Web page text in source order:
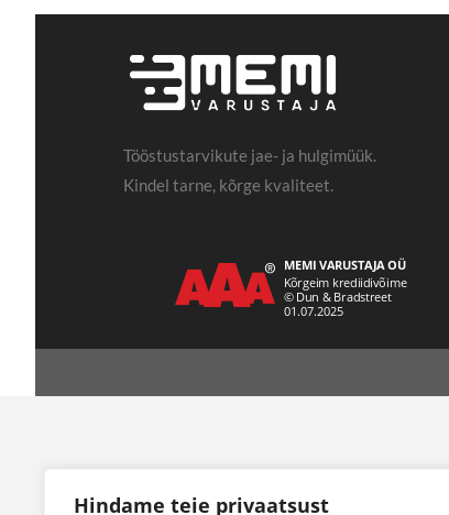
Hindame teie privaatsust
Tööstustarvikute jae- ja hulgimüük.
Kindel tarne, kõrge kvaliteet.